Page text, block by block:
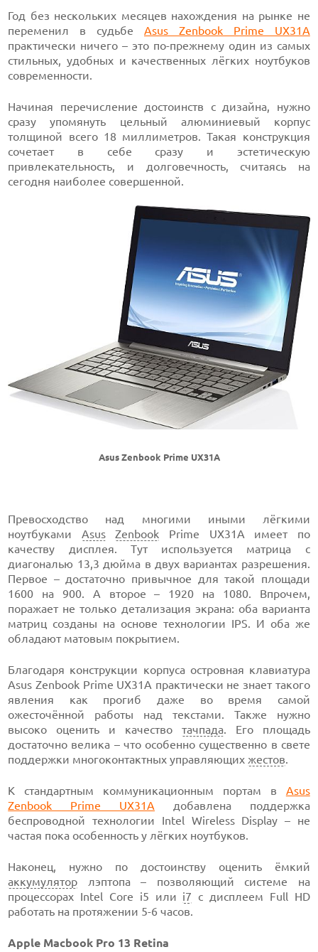
Год без нескольких месяцев нахождения на рынке не
переменил в судьбе Asus Zenbook Prime UX31A
практически ничего – это по-прежнему один из самых
стильных, удобных и качественных лёгких ноутбуков
современности.
Начиная перечисление достоинств с дизайна, нужно
сразу упомянуть цельный алюминиевый корпус
толщиной всего 18 миллиметров. Такая конструкция
сочетает в себе сразу и эстетическую
привлекательность, и долговечность, считаясь на
сегодня наиболее совершенной.
Asus Zenbook Prime UX31A
Превосходство над многими иными лёгкими
ноутбуками Asus Zenbook Prime UX31A имеет по
качеству дисплея. Тут используется матрица с
диагональю 13,3 дюйма в двух вариантах разрешения.
Первое – достаточно привычное для такой площади
1600 на 900. А второе – 1920 на 1080. Впрочем,
поражает не только детализация экрана: оба варианта
матриц созданы на основе технологии IPS. И оба же
обладают матовым покрытием.
Благодаря конструкции корпуса островная клавиатура
Asus Zenbook Prime UX31A практически не знает такого
явления как прогиб даже во время самой
ожесточённой работы над текстами. Также нужно
высоко оценить и качество тачпада. Его площадь
достаточно велика – что особенно существенно в свете
поддержки многоконтактных управляющих жестов.
К стандартным коммуникационным портам в Asus
Zenbook Prime UX31A добавлена поддержка
беспроводной технологии Intel Wireless Display – не
частая пока особенность у лёгких ноутбуков.
Наконец, нужно по достоинству оценить ёмкий
аккумулятор лэптопа – позволяющий системе на
процессорах Intel Core i5 или i7 с дисплеем Full HD
работать на протяжении 5-6 часов.
Apple Macbook Pro 13 Retina